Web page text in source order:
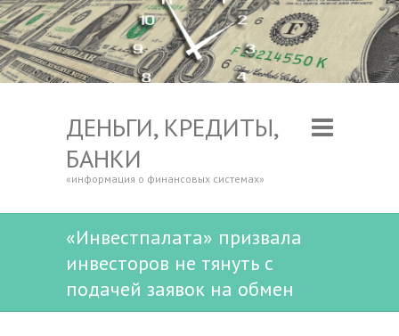
ДЕНЬГИ, КРЕДИТЫ,
БАНКИ
«информация о финансовых системах»
«Инвестпалата» призвала
инвесторов не тянуть с
подачей заявок на обмен